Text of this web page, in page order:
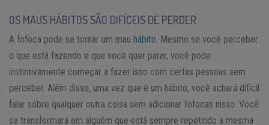
OS MAUS HÁBITOS SÃO DIFÍCEIS DE PERDER
A fofoca pode se tornar um mau hábito. Mesmo se você perceber
o que está fazendo e que você quer parar, você pode
instintivamente começar a fazer isso com certas pessoas sem
perceber. Além disso, uma vez que é um hábito, você achará difícil
falar sobre qualquer outra coisa sem adicionar fofocas nisso. Você
se transformará em alguém que está sempre repetindo a mesma